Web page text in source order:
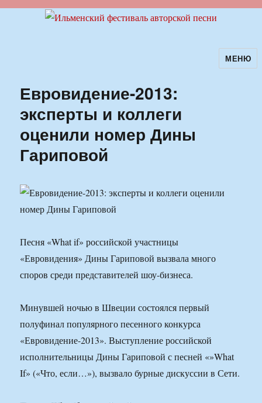
Ильменский фестиваль авторскойМЕНЮ
Евровидение-2013:
эксперты и коллеги
оценили номер Дины
Гариповой
Песня «What if» российской участницы
«Евровидения» Дины Гариповой вызвала много
споров среди представителей шоу-бизнеса.
Минувшей ночью в Швеции состоялся первый
полуфинал популярного песенного конкурса
«Евровидение-2013». Выступление российской
исполнительницы Дины Гариповой с песней «»What
If» («Что, если…»), вызвало бурные дискуссии в Сети.